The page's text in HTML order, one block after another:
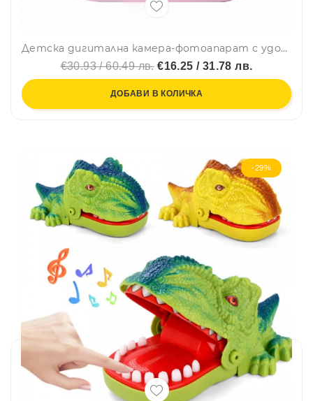
Детска дигитална камера-фотоапарат с удобна дръжка РОЗОВА
€30.93 / 60.49 лв.€16.25 / 31.78 лв.
ДОБАВИ В КОЛИЧКА
-29%